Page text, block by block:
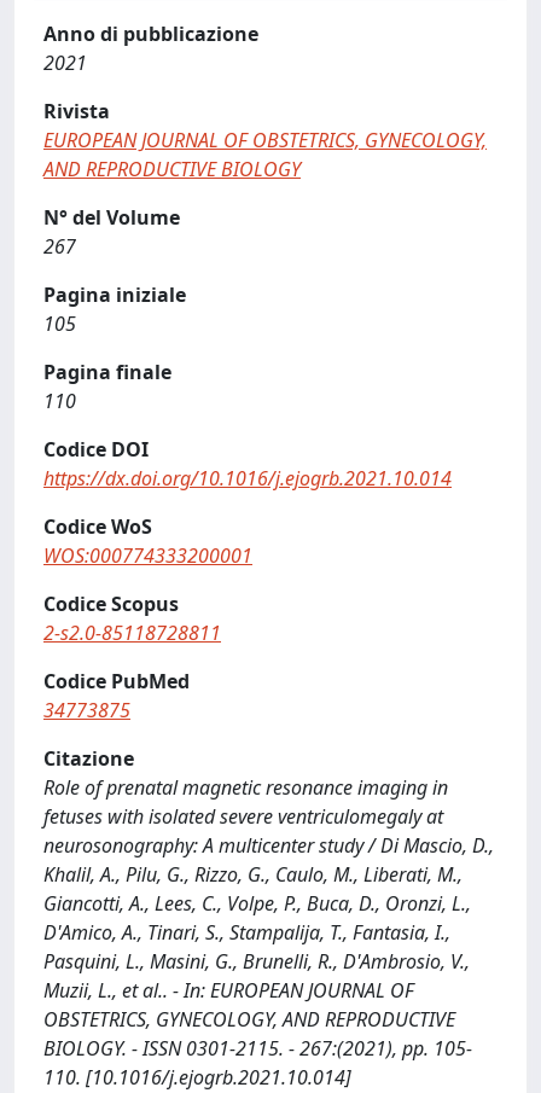
Anno di pubblicazione
2021
Rivista
EUROPEAN JOURNAL OF OBSTETRICS, GYNECOLOGY,
AND REPRODUCTIVE BIOLOGY
N° del Volume
267
Pagina iniziale
105
Pagina finale
110
Codice DOI
https://dx.doi.org/10.1016/j.ejogrb.2021.10.014
Codice WoS
WOS:000774333200001
Codice Scopus
2-s2.0-85118728811
Codice PubMed
34773875
Citazione
Role of prenatal magnetic resonance imaging in
fetuses with isolated severe ventriculomegaly at
neurosonography: A multicenter study / Di Mascio, D.,
Khalil, A., Pilu, G., Rizzo, G., Caulo, M., Liberati, M.,
Giancotti, A., Lees, C., Volpe, P., Buca, D., Oronzi, L.,
D'Amico, A., Tinari, S., Stampalija, T., Fantasia, I.,
Pasquini, L., Masini, G., Brunelli, R., D'Ambrosio, V.,
Muzii, L., et al.. - In: EUROPEAN JOURNAL OF
OBSTETRICS, GYNECOLOGY, AND REPRODUCTIVE
BIOLOGY. - ISSN 0301-2115. - 267:(2021), pp. 105-
110. [10.1016/j.ejogrb.2021.10.014]